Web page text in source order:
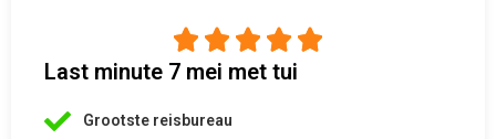
Last minute 7 mei met tui
Grootste reisbureau
Jarenlange ervaring